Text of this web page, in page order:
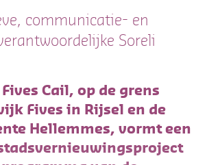
communicatie- en
Soreli
Cail, op de grens
Fives in Rijsel en de
Hellemmes, vormt een